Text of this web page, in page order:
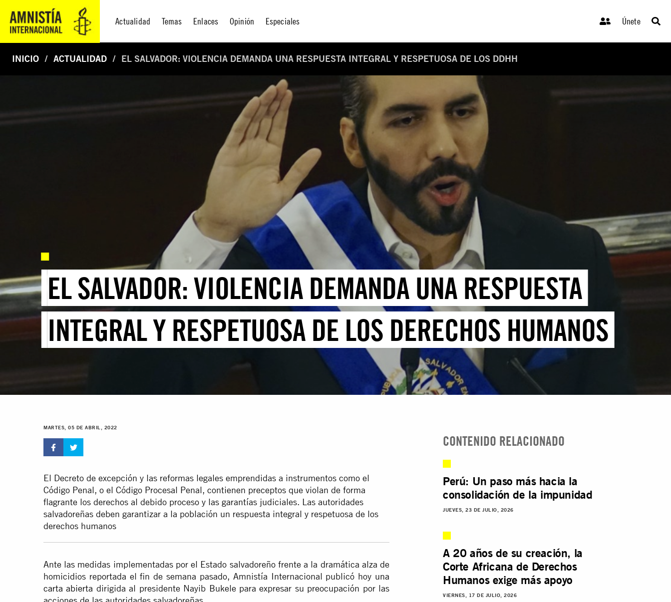
Actualidad Temas Enlaces Opinión Especiales Únete
INICIO ACTUALIDAD EL SALVADOR: VIOLENCIA DEMANDA UNA RESPUESTA INTEGRAL Y RESPETUOSA DE LOS DDHH
EL SALVADOR: VIOLENCIA DEMANDA UNA RESPUESTA
INTEGRAL Y RESPETUOSA DE LOS DERECHOS HUMANOS
MARTES, 05 DE ABRIL, 2022
El Decreto de excepción y las reformas legales emprendidas a instrumentos como el
Código Penal, o el Código Procesal Penal, contienen preceptos que violan de forma
flagrante los derechos al debido proceso y las garantías judiciales. Las autoridades
salvadoreñas deben garantizar a la población un respuesta integral y respetuosa de los
derechos humanos
Ante las medidas implementadas por el Estado salvadoreño frente a la dramática alza de
homicidios reportada el fin de semana pasado, Amnistía Internacional publicó hoy una
carta abierta dirigida al presidente Nayib Bukele para expresar su preocupación por las
CONTENIDO RELACIONADO
Perú: Un paso más hacia la
consolidación de la impunidad
JUEVES, 23 DE JULIO, 2026
A 20 años de su creación, la
Corte Africana de Derechos
Humanos exige más apoyo
VIERNES, 17 DE JULIO, 2026